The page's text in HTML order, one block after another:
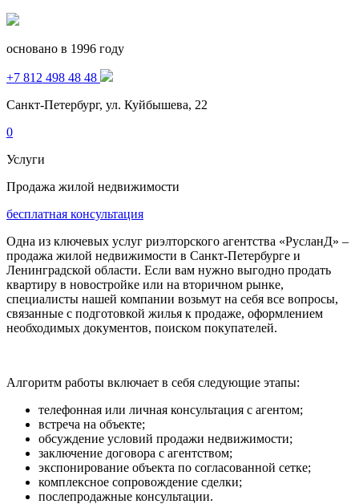
основано в 1996 году
+7 812 498 48 48
Санкт-Петербург, ул. Куйбышева, 22
0
Услуги
Продажа жилой недвижимости
бесплатная консультация
Одна из ключевых услуг риэлторского агентства «РусланД» –
продажа жилой недвижимости в Санкт-Петербурге и
Ленинградской области. Если вам нужно выгодно продать
квартиру в новостройке или на вторичном рынке,
специалисты нашей компании возьмут на себя все вопросы,
связанные с подготовкой жилья к продаже, оформлением
необходимых документов, поиском покупателей.
Алгоритм работы включает в себя следующие этапы:
телефонная или личная консультация с агентом;
встреча на объекте;
обсуждение условий продажи недвижимости;
заключение договора с агентством;
экспонирование объекта по согласованной сетке;
комплексное сопровождение сделки;
послепродажные консультации.